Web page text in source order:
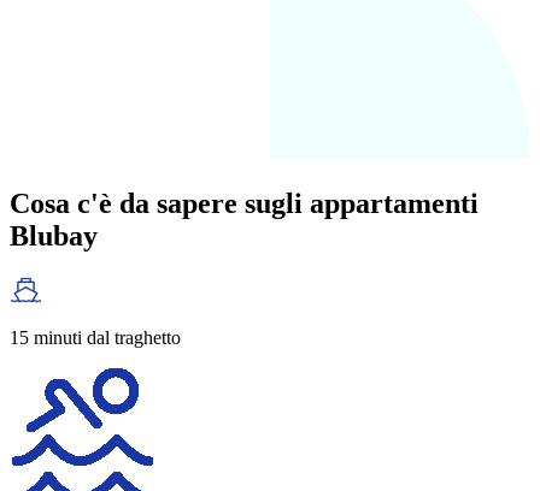
Cosa c'è da sapere sugli appartamenti
Blubay
15 minuti dal traghetto